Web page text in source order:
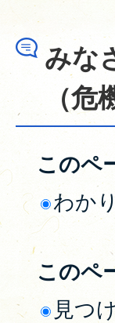
みな
（危
このペ
わか
このペ
見つ